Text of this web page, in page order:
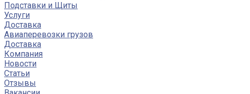
Подставки и Щиты
Услуги
Доставка
Авиаперевозки грузов
Доставка
Компания
Новости
Статьи
Отзывы